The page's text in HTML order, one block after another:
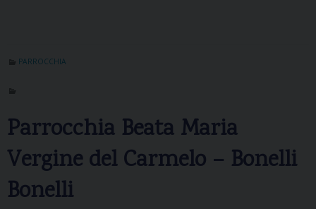
PARROCCHIA
Parrocchia Beata Maria
Vergine del Carmelo – Bonelli
Bonelli